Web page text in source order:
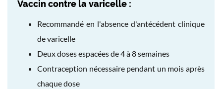
Vaccin contre la varicelle :
Recommandé en l'absence d'antécédent clinique
de varicelle
Deux doses espacées de 4 à 8 semaines
Contraception nécessaire pendant un mois après
chaque dose